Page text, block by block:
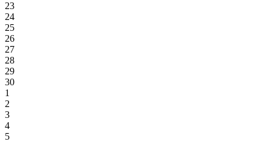
23
24
25
26
27
28
29
30
1
2
3
4
5